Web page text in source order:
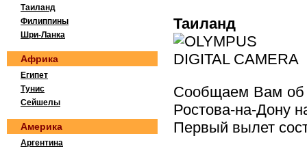
Таиланд
Сообщаем Вам об
Ростова-на-Дону
Первый вылет
Таиланд
Филиппины
Шри-Ланка
Африка
Египет
Тунис
Сейшелы
Америка
Аргентина